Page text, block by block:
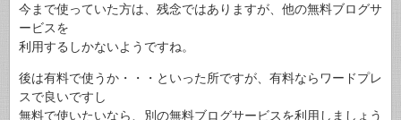
今まで使っていた方は、残念ではありますが、他の無料ブログサ
ービスを
利用するしかないようですね。
後は有料で使うか・・・といった所ですが、有料ならワードプレ
スで良いですし
無料で使いたいなら、別の無料ブログサービスを利用しましょう